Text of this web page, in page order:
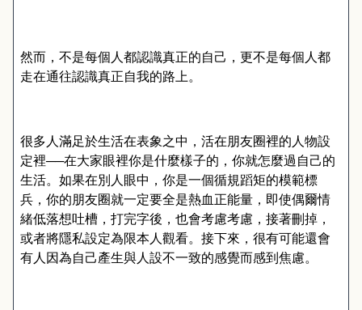
然而，不是每個人都認識真正的自己，更不是每個人都
走在通往認識真正自我的路上。
很多人滿足於生活在表象之中，活在朋友圈裡的人物設
定裡──在大家眼裡你是什麼樣子的，你就怎麼過自己的
生活。如果在別人眼中，你是一個循規蹈矩的模範標
兵，你的朋友圈就一定要全是熱血正能量，即使偶爾情
緒低落想吐槽，打完字後，也會考慮考慮，接著刪掉，
或者將隱私設定為限本人觀看。接下來，很有可能還會
有人因為自己產生與人設不一致的感覺而感到焦慮。